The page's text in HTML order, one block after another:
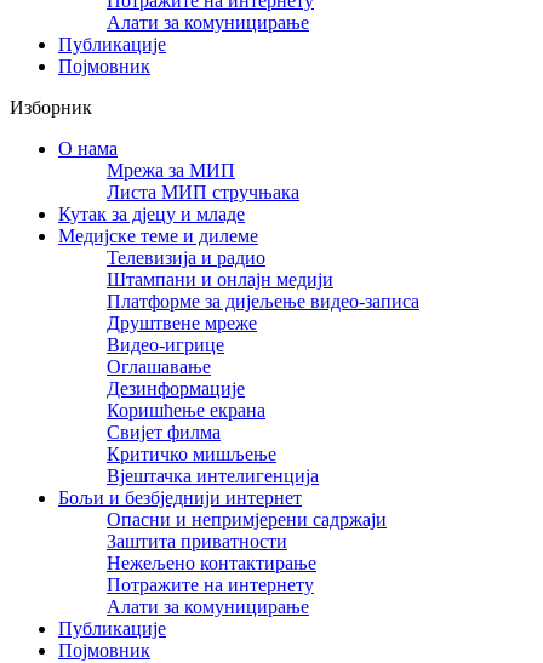
Алати за комуницирање
Публикације
Појмовник
Изборник
О нама
Мрежа за МИП
Листа МИП стручњака
Кутак за дјецу и младе
Медијске теме и дилеме
Телевизија и радио
Штампани и онлајн медији
Платформе за дијељење видео-записа
Друштвене мреже
Видео-игрице
Оглашавање
Дезинформације
Коришћење екрана
Свијет филма
Критичко мишљење
Вјештачка интелигенција
Бољи и безбједнији интернет
Опасни и непримјерени садржаји
Заштита приватности
Нежељено контактирање
Потражите на интернету
Алати за комуницирање
Публикације
Појмовник